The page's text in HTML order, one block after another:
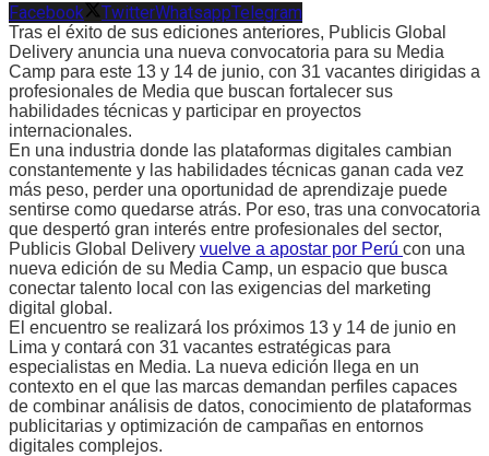
Facebook TwitterWhatsappTelegram
Tras el éxito de sus ediciones anteriores, Publicis Global
Delivery anuncia una nueva convocatoria para su Media
Camp para este 13 y 14 de junio, con 31 vacantes dirigidas a
profesionales de Media que buscan fortalecer sus
habilidades técnicas y participar en proyectos
internacionales.
En una industria donde las plataformas digitales cambian
constantemente y las habilidades técnicas ganan cada vez
más peso, perder una oportunidad de aprendizaje puede
sentirse como quedarse atrás. Por eso, tras una convocatoria
que despertó gran interés entre profesionales del sector,
Publicis Global Delivery vuelve a apostar por Perú con una
nueva edición de su Media Camp, un espacio que busca
conectar talento local con las exigencias del marketing
digital global.
El encuentro se realizará los próximos 13 y 14 de junio en
Lima y contará con 31 vacantes estratégicas para
especialistas en Media. La nueva edición llega en un
contexto en el que las marcas demandan perfiles capaces
de combinar análisis de datos, conocimiento de plataformas
publicitarias y optimización de campañas en entornos
digitales complejos.